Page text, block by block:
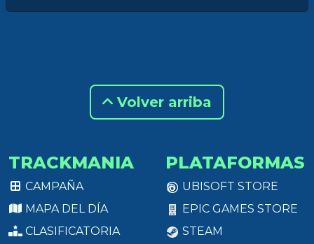
Volver arriba
TRACKMANIA
CAMPAÑA
MAPA DEL DÍA
CLASIFICATORIA
PLATAFORMAS
UBISOFT STORE
EPIC GAMES STORE
STEAM